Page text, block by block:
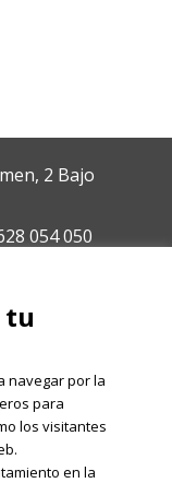
2 Bajo
054 050
de
tu
navegar por la
para
los visitantes
en la